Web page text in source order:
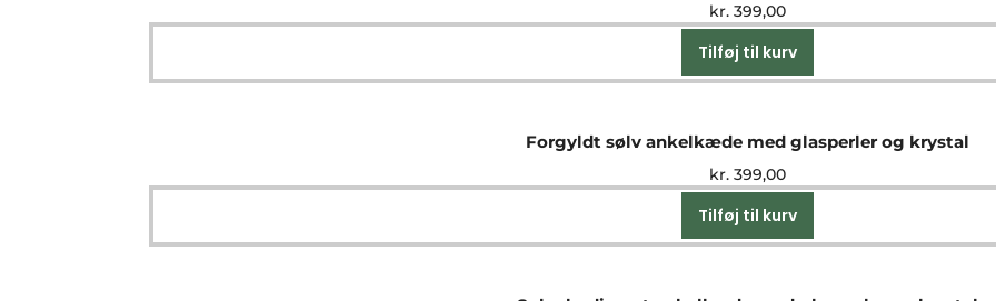
kr.399,00
Tilføj til kurv
Forgyldt sølv ankelkæde med glasperler og krystal
kr.399,00
Tilføj til kurv